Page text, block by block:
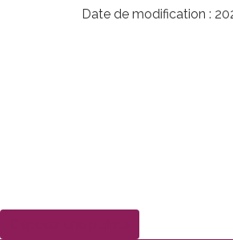
Date de modification :